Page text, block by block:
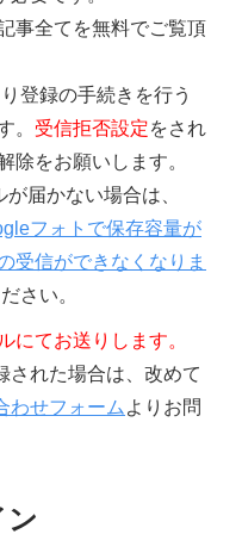
事全てを無料でご覧頂
登録の手続きを行う
。 受信拒否設定をされ
除をお願いします。
が届かない場合は、
フォトで保存容量が
受信ができなくなりま
さい。
にてお送りします。
された場合は、改めて
わせフォーム よりお問
ン